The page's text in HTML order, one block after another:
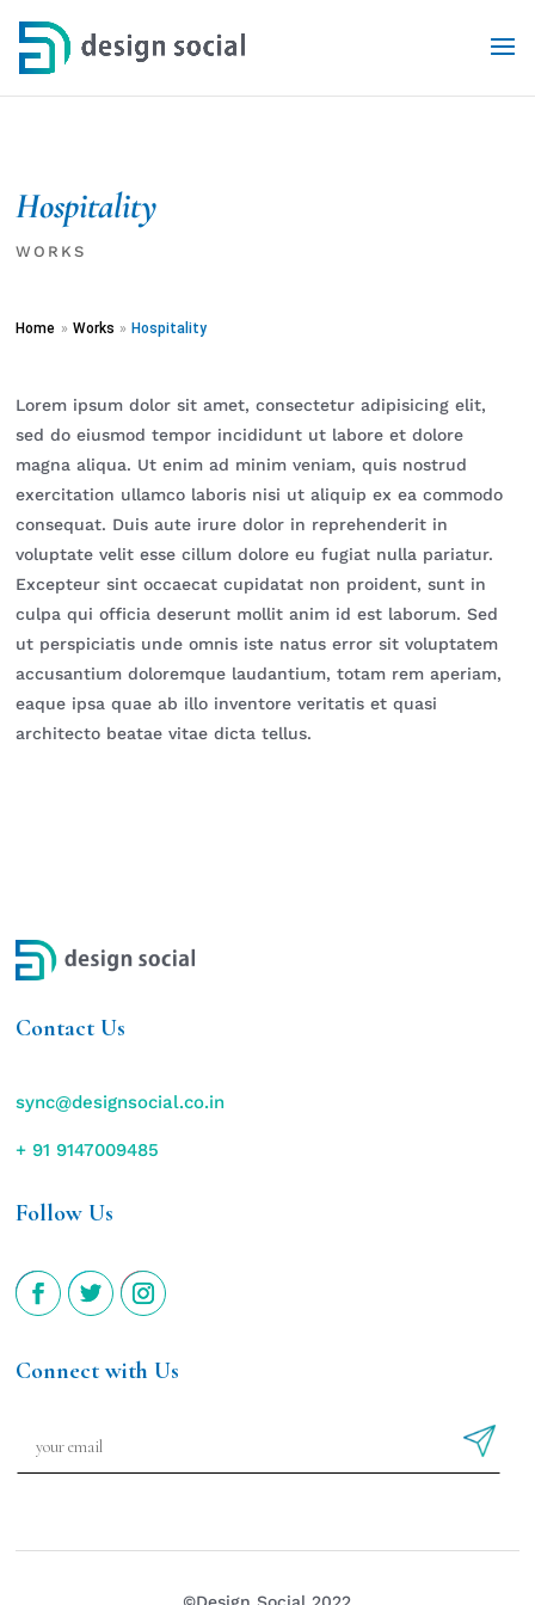
Hospitality
WORKS
Home » Works » Hospitality
Lorem ipsum dolor sit amet, consectetur adipisicing elit,
sed do eiusmod tempor incididunt ut labore et dolore
magna aliqua. Ut enim ad minim veniam, quis nostrud
exercitation ullamco laboris nisi ut aliquip ex ea commodo
consequat. Duis aute irure dolor in reprehenderit in
voluptate velit esse cillum dolore eu fugiat nulla pariatur.
Excepteur sint occaecat cupidatat non proident, sunt in
culpa qui officia deserunt mollit anim id est laborum. Sed
ut perspiciatis unde omnis iste natus error sit voluptatem
accusantium doloremque laudantium, totam rem aperiam,
eaque ipsa quae ab illo inventore veritatis et quasi
architecto beatae vitae dicta tellus.
Contact Us
sync@designsocial.co.in
+ 91 9147009485
Follow Us
Connect with Us